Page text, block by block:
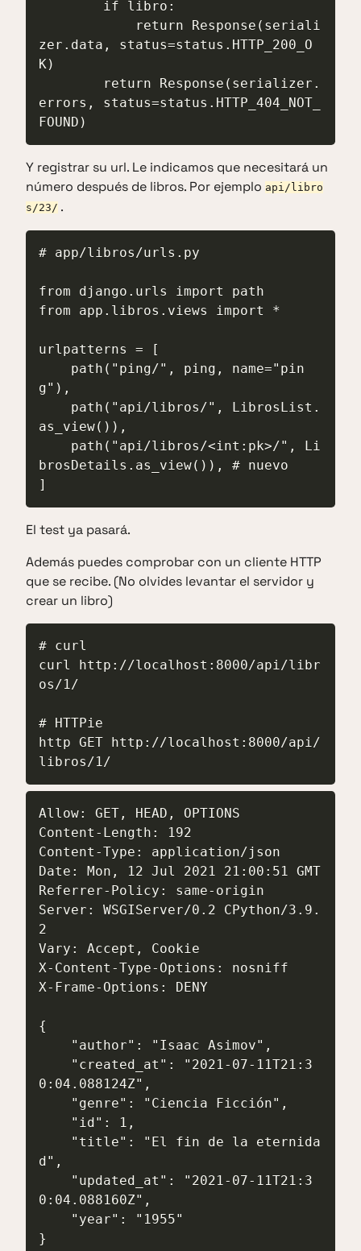
zer.data, status=status.HTTP_200_O
K)
errors, status=status.HTTP_404_NOT_
FOUND)
Y registrar su url. Le indicamos que necesitará un
número después de libros. Por ejemplo api/libro
s/23/ .
# app/libros/urls.py
from django.urls import path
from app.libros.views import *
urlpatterns = [
g"),
as_view()),
brosDetails.as_view()), # nuevo
]
El test ya pasará.
Además puedes comprobar con un cliente HTTP
que se recibe. (No olvides levantar el servidor y
crear un libro)
# curl
curl http://localhost:8000/api/libr
os/1/
# HTTPie
http GET http://localhost:8000/api/
libros/1/
Allow: GET, HEAD, OPTIONS
Content-Length: 192
Content-Type: application/json
Date: Mon, 12 Jul 2021 21:00:51 GMT
Referrer-Policy: same-origin
Server: WSGIServer/0.2 CPython/3.9.
2
Vary: Accept, Cookie
X-Content-Type-Options: nosniff
X-Frame-Options: DENY
{
0:04.088124Z",
d",
0:04.088160Z",
}